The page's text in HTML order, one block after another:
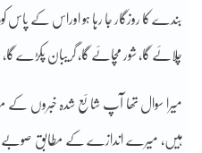
بندے کا روزگار جا رہا ہو اوراس کے پاس
چلائے گا، شور مچائے گا، گریبان پکڑے
میرا سوال تھا آپ شائع شدہ خبروں کے
ہیں، میرے اندازے کے مطابق صوبے